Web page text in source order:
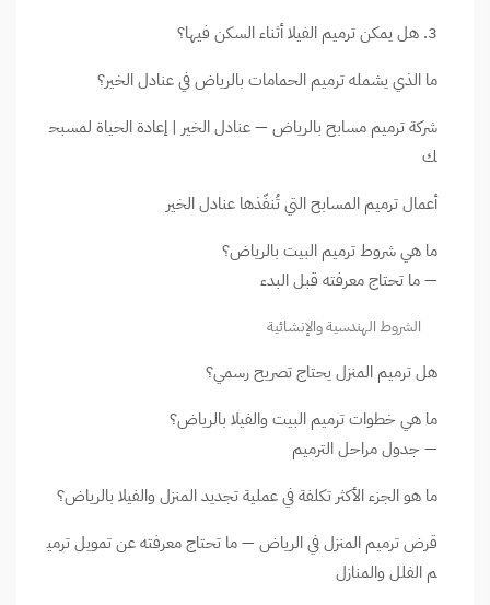
3. هل يمكن ترميم الفيلا أثناء السكن فيها؟
ما الذي يشمله ترميم الحمامات بالرياض في عنادل الخير؟
شركة ترميم مسابح بالرياض — عنادل الخير | إعادة الحياة لمسبح
ك
أعمال ترميم المسابح التي تُنفّذها عنادل الخير
ما هي شروط ترميم البيت بالرياض؟
— ما تحتاج معرفته قبل البدء
الشروط الهندسية والإنشائية
هل ترميم المنزل يحتاج تصريح رسمي؟
ما هي خطوات ترميم البيت والفيلا بالرياض؟
— جدول مراحل الترميم
ما هو الجزء الأكثر تكلفة في عملية تجديد المنزل والفيلا بالرياض؟
قرض ترميم المنزل في الرياض — ما تحتاج معرفته عن تمويل ترمي
م الفلل والمنازل